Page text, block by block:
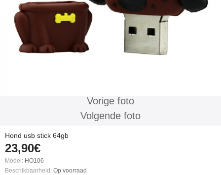
Vorige foto
Volgende foto
Hond usb stick 64gb
23,90€
Model: HO106
Beschikbaarheid: Op voorraad